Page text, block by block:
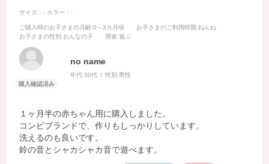
サイズ：- カラー：-
ご購入時のお子さまの月齢:0～3カ月頃 お子さまのご利用時期:ねんね
お子さまの性別 :おんなの子 用途:遊ぶ
no name
年代:30代 性別:男性
１ヶ月半の赤ちゃん用に購入しました。
コンビブランドで、作りもしっかりしています。
洗えるのも良いです。
鈴の音とシャカシャカ音で遊べます。